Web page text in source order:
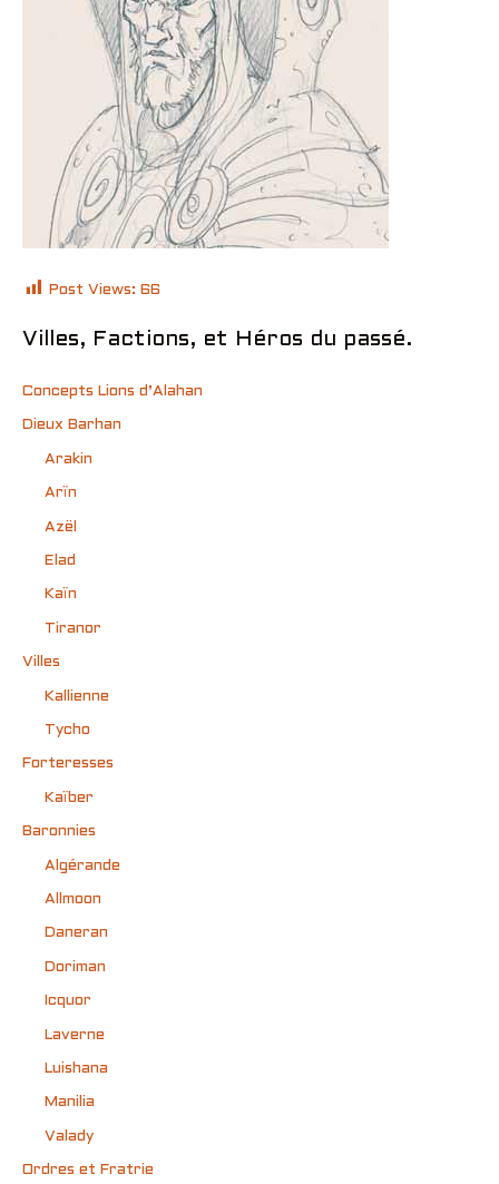
Post Views: 66
Villes, Factions, et Héros du passé.
Concepts Lions d’Alahan
Dieux Barhan
Arakin
Arïn
Azël
Elad
Kaïn
Tiranor
Villes
Kallienne
Tycho
Forteresses
Kaïber
Baronnies
Algérande
Allmoon
Daneran
Doriman
Icquor
Laverne
Luishana
Manilia
Valady
Ordres et Fratrie